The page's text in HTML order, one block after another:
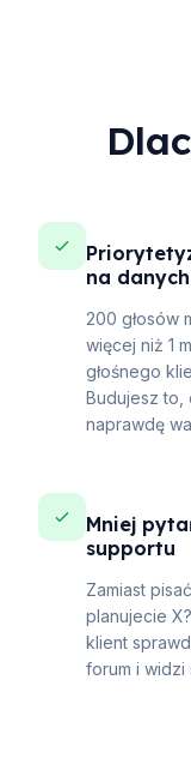
na danych
200 głosów
więcej niż 1
głośnego
Budujesz to,
naprawdę
Mniej
supportu
Zamiast
planujecie
klient
forum i widzi